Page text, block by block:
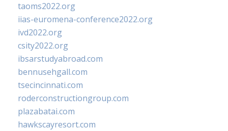
taoms2022.org
iias-euromena-conference2022.org
ivd2022.org
csity2022.org
ibsarstudyabroad.com
bennusehgall.com
tsecincinnati.com
roderconstructiongroup.com
plazabatai.com
hawkscayresort.com